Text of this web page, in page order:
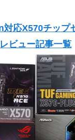
対応X570チップ
ビュー記事一覧